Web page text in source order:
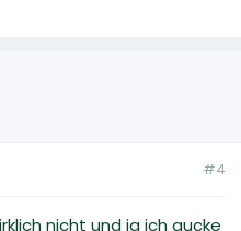
#4
nicht und ja ich gucke